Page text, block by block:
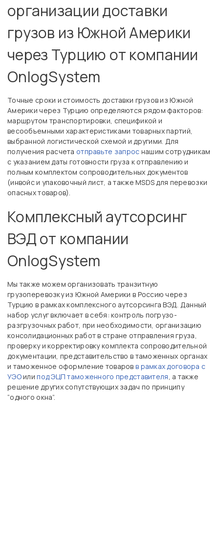
организации доставки
грузов из Южной Америки
через Турцию от компании
OnlogSystem
Точные сроки и стоимость доставки грузов из Южной
Америки через Турцию определяются рядом факторов:
маршрутом транспортировки, спецификой и
весообъемными характеристиками товарных партий,
выбранной логистической схемой и другими. Для
получения расчета отправьте запрос нашим сотрудникам
с указанием даты готовности груза к отправлению и
полным комплектом сопроводительных документов
(инвойс и упаковочный лист, а также MSDS для перевозки
опасных товаров).
Комплексный аутсорсинг
ВЭД от компании
OnlogSystem
Мы также можем организовать транзитную
грузоперевозку из Южной Америки в Россию через
Турцию в рамках комплексного аутсорсинга ВЭД. Данный
набор услуг включает в себя: контроль погрузо-
разгрузочных работ, при необходимости, организацию
консолидационных работ в стране отправления груза,
проверку и корректировку комплекта сопроводительной
документации, представительство в таможенных органах
и таможенное оформление товаров в рамках договора с
УЭОилипод ЭЦП таможенного представителя, а также
решение других сопутствующих задач по принципу
“одного окна”.